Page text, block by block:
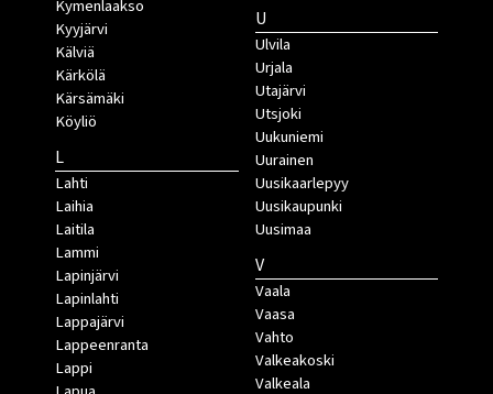
Kymenlaakso
Kyyjärvi
Kälviä
Kärkölä
Kärsämäki
Köyliö
L
Lahti
Laihia
Laitila
Lammi
Lapinjärvi
Lapinlahti
Lappajärvi
Lappeenranta
Lappi
U
Ulvila
Urjala
Utajärvi
Utsjoki
Uukuniemi
Uurainen
Uusikaarlepyy
Uusikaupunki
Uusimaa
V
Vaala
Vaasa
Vahto
Valkeakoski
Valkeala